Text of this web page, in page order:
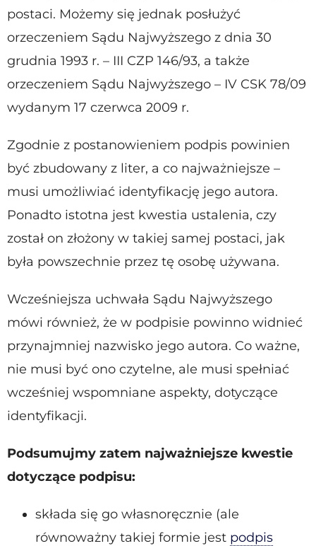
postaci. Możemy się jednak posłużyć
orzeczeniem Sądu Najwyższego z dnia 30
grudnia 1993 r. – III CZP 146/93, a także
orzeczeniem Sądu Najwyższego – IV CSK 78/09
wydanym 17 czerwca 2009 r.
Zgodnie z postanowieniem podpis powinien
być zbudowany z liter, a co najważniejsze –
musi umożliwiać identyfikację jego autora.
Ponadto istotna jest kwestia ustalenia, czy
został on złożony w takiej samej postaci, jak
była powszechnie przez tę osobę używana.
Wcześniejsza uchwała Sądu Najwyższego
mówi również, że w podpisie powinno widnieć
przynajmniej nazwisko jego autora. Co ważne,
nie musi być ono czytelne, ale musi spełniać
wcześniej wspomniane aspekty, dotyczące
identyfikacji.
Podsumujmy zatem najważniejsze kwestie
dotyczące podpisu:
składa się go własnoręcznie (ale
równoważny takiej formie jest podpis